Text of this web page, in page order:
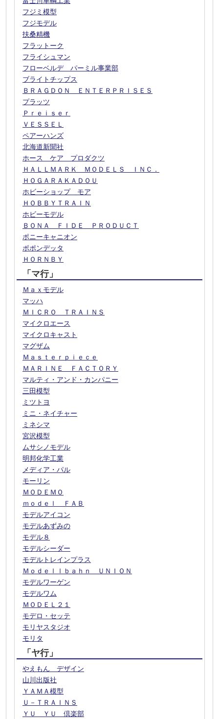
フジミ模型
フジモデル
扶桑精機
フラットーク
フライシュマン
フローベルデ パーミル事業部
ブライトチップス
ＢＲＡＧＤＯＮ ＥＮＴＥＲＰＲＩＳＥＳ
プラッツ
Ｐｒｅｉｓｅｒ
ＶＥＳＳＥＬ
ペアーハンズ
北海道新聞社
ホース ケア プロダクツ
ＨＡＬＬＭＡＲＫ ＭＯＤＥＬＳ ＩＮＣ．
ＨＯＧＡＲＡＫＡＤＯＵ
ホビーショップ モア
ＨＯＢＢＹＴＲＡＩＮ
ホビーモデル
ＢＯＮＡ ＦＩＤＥ ＰＲＯＤＵＣＴ
ポニーキャニオン
ポポンデッタ
ＨＯＲＮＢＹ
「マ行」
Ｍａｘモデル
マッハ
ＭＩＣＲＯ ＴＲＡＩＮＳ
マイクロエース
マイクロキャスト
マグザム
Ｍａｓｔｅｒｐｉｅｃｅ
ＭＡＲＩＮＥ ＦＡＣＴＯＲＹ
マルティ・アンド・カンパニー
三田模型
ミツトヨ
ミニ・ネイチャー
ミネシマ
宮沢模型
ムサシノモデル
明邦化学工業
メディア・パル
モーリン
ＭＯＤＥＭＯ
ｍｏｄｅｌ ＦＡＢ
モデルアイコン
モデルあずみの
モデル８
モデルシーダー
モデルトレインプラス
Ｍｏｄｅｌｌｂａｈｎ ＵＮＩＯＮ
モデルワーゲン
モデルワム
ＭＯＤＥＬ２１
モデロ・セッテ
モリヤスタジオ
モリタ
「ヤ行」
やえもん デザイン
山川出版社
ＹＡＭＡ模型
Ｕ－ＴＲＡＩＮＳ
ＹＵ ＹＵ 倶楽部